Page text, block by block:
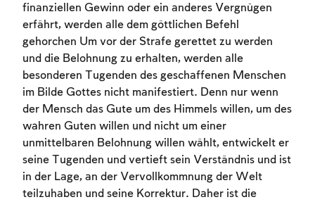
finanziellen Gewinn oder ein anderes Vergnügen
erfährt, werden alle dem göttlichen Befehl
gehorchen Um vor der Strafe gerettet zu werden
und die Belohnung zu erhalten, werden alle
besonderen Tugenden des geschaffenen Menschen
im Bilde Gottes nicht manifestiert. Denn nur wenn
der Mensch das Gute um des Himmels willen, um des
wahren Guten willen und nicht um einer
unmittelbaren Belohnung willen wählt, entwickelt er
seine Tugenden und vertieft sein Verständnis und ist
in der Lage, an der Vervollkommnung der Welt
teilzuhaben und seine Korrektur. Daher ist die
Account required
To mark concepts as learned, you'll need
to create an account or log in.
Sign up Login